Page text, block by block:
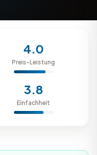
4.0
Preis-Leistung
3.8
Einfachheit